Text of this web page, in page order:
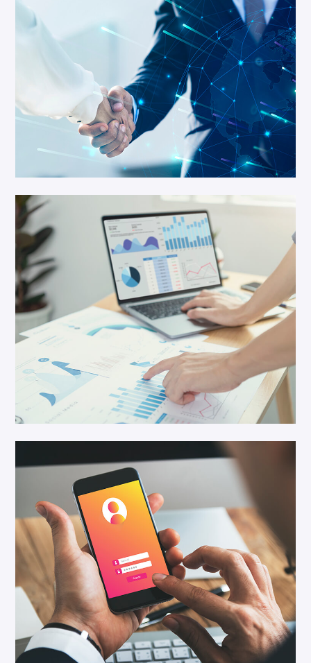
Geschäftswachstum Durch Intelligente
Technologien
Wachstumsstrategien
IT Solution
Cloud Service
Save Security
Cloud Service